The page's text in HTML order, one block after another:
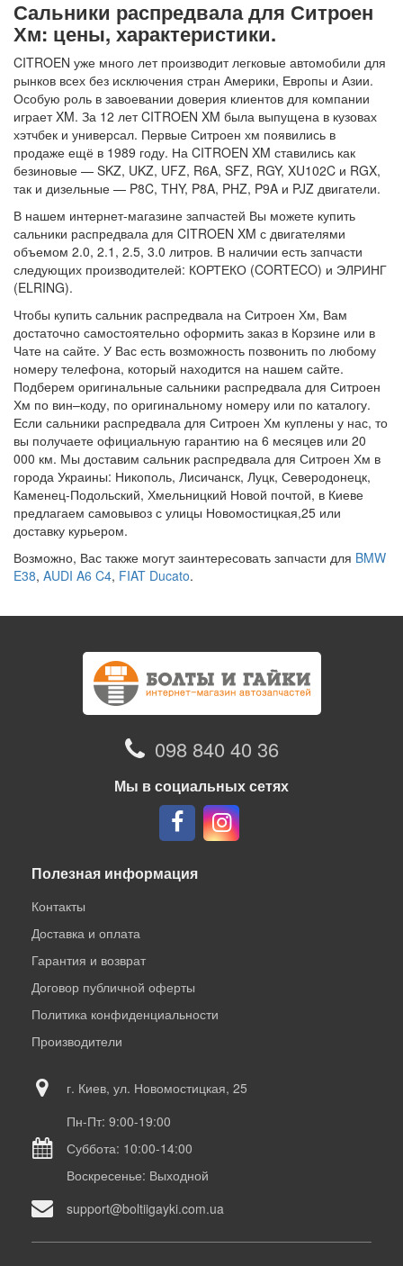
Сальники распредвала для Ситроен
Хм: цены, характеристики.
CITROEN уже много лет производит легковые автомобили для
рынков всех без исключения стран Америки, Европы и Азии.
Особую роль в завоевании доверия клиентов для компании
играет XM. За 12 лет CITROEN XM была выпущена в кузовах
хэтчбек и универсал. Первые Ситроен хм появились в
продаже ещё в 1989 году. На CITROEN XM ставились как
безиновые — SKZ, UKZ, UFZ, R6A, SFZ, RGY, XU102C и RGX,
так и дизельные — P8C, THY, P8A, PHZ, P9A и PJZ двигатели.
В нашем интернет-магазине запчастей Вы можете купить
сальники распредвала для CITROEN XM с двигателями
объемом 2.0, 2.1, 2.5, 3.0 литров. В наличии есть запчасти
следующих производителей: КОРТЕКО (CORTECO) и ЭЛРИНГ
(ELRING).
Чтобы купить сальник распредвала на Ситроен Хм, Вам
достаточно самостоятельно оформить заказ в Корзине или в
Чате на сайте. У Вас есть возможность позвонить по любому
номеру телефона, который находится на нашем сайте.
Подберем оригинальные сальники распредвала для Ситроен
Хм по вин–коду, по оригинальному номеру или по каталогу.
Если сальники распредвала для Ситроен Хм куплены у нас, то
вы получаете официальную гарантию на 6 месяцев или 20
000 км. Мы доставим сальник распредвала для Ситроен Хм в
города Украины: Никополь, Лисичанск, Луцк, Северодонецк,
Каменец-Подольский, Хмельницкий Новой почтой, в Киеве
предлагаем самовывоз с улицы Новомостицкая,25 или
доставку курьером.
Возможно, Вас также могут заинтересовать запчасти для BMW
E38, AUDI A6 C4, FIAT Ducato.
098 840 40 36
Мы в социальных сетях
Полезная информация
Контакты
Доставка и оплата
Гарантия и возврат
Договор публичной оферты
Политика конфиденциальности
Производители
г. Киев, ул. Новомостицкая, 25
Пн-Пт: 9:00-19:00
Суббота: 10:00-14:00
Воскресенье: Выходной
support@boltiigayki.com.ua